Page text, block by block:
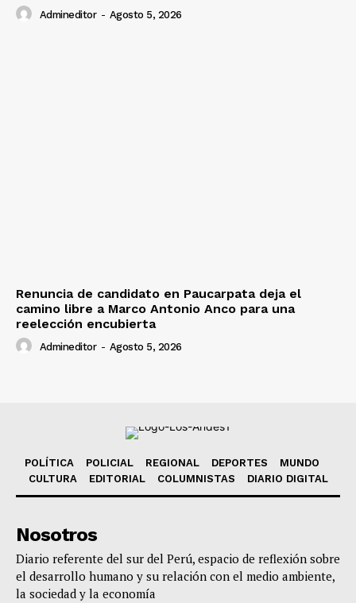
Admineditor - Agosto 5, 2026
Renuncia de candidato en Paucarpata deja el
camino libre a Marco Antonio Anco para una
reelección encubierta
Admineditor - Agosto 5, 2026
POLÍTICA POLICIAL REGIONAL DEPORTES
MUNDO
CULTURA
EDITORIAL COLUMNISTAS DIARIO DIGITAL
Nosotros
Diario referente del sur del Perú, espacio de reflexión sobre
el desarrollo humano y su relación con el medio ambiente,
la sociedad y la economía